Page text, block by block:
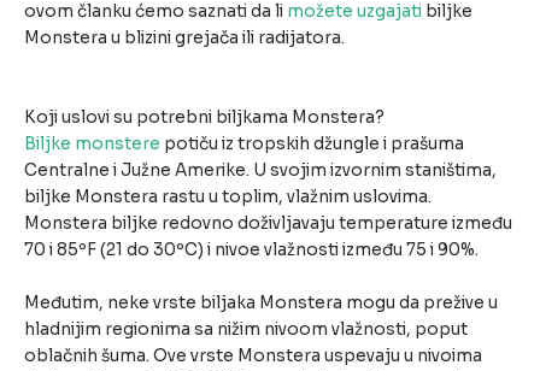
ovom članku ćemo saznati da li možete uzgajati biljke
Monstera u blizini grejača ili radijatora.
Koji uslovi su potrebni biljkama Monstera?
Biljke monstere potiču iz tropskih džungle i prašuma
Centralne i Južne Amerike. U svojim izvornim staništima,
biljke Monstera rastu u toplim, vlažnim uslovima.
Monstera biljke redovno doživljavaju temperature između
70 i 85ºF (21 do 30ºC) i nivoe vlažnosti između 75 i 90%.
Međutim, neke vrste biljaka Monstera mogu da prežive u
hladnijim regionima sa nižim nivoom vlažnosti, poput
oblačnih šuma. Ove vrste Monstera uspevaju u nivoima